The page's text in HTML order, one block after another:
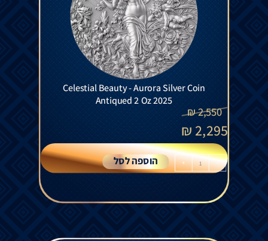
Celestial Beauty - Aurora Silver Coin
Antiqued 2 Oz 2025
2,550
₪
2,295
₪
-
+ הוספה לסל